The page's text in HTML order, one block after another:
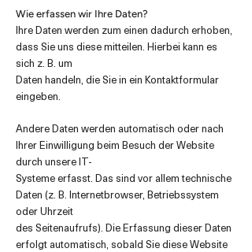
Wie erfassen wir Ihre Daten?
Ihre Daten werden zum einen dadurch erhoben,
dass Sie uns diese mitteilen. Hierbei kann es
sich z. B. um
Daten handeln, die Sie in ein Kontaktformular
eingeben.
Andere Daten werden automatisch oder nach
Ihrer Einwilligung beim Besuch der Website
durch unsere IT-
Systeme erfasst. Das sind vor allem technische
Daten (z. B. Internetbrowser, Betriebssystem
oder Uhrzeit
des Seitenaufrufs). Die Erfassung dieser Daten
erfolgt automatisch, sobald Sie diese Website